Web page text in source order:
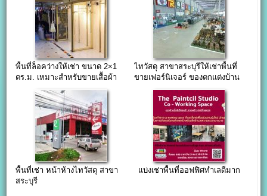
พื้นที่ล็อคว่างให้เช่า ขนาด 2×1
ตร.ม. เหมาะสำหรับขายเสื้อผ้า
แฟชั่นปลีก-ส่ง อาคารโชคอนันต์
แฟชั่น ประตูน้ำ
ไทวัสดุ สาขาสระบุรีให้เช่าพื้นที่
ขายเฟอร์นิเจอร์ ของตกแต่งบ้าน
พื้นที่เช่า หน้าห้างไทวัสดุ สาขา
สระบุรี
แบ่งเช่าพื้นที่ออฟฟิศทำเลดีมาก